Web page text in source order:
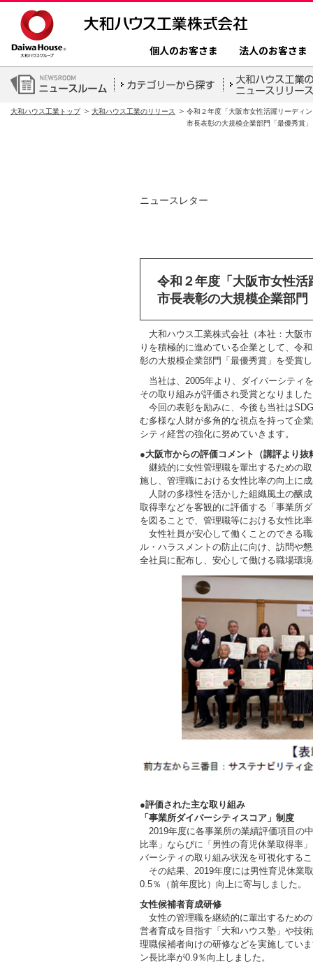
個人のお客さま 法人のお客さま
大和ハウス工業トップ 大和ハウス工業のリリース
令和２年度「大阪市女性活躍リーディ
市長表彰の大規模企業部門「最優秀賞
ニュースレター
令和２年度「大阪市女性
市長表彰の大規模企業部
大和ハウス工業株式会社（本社：大阪
りを積極的に進めている企業として、令
彰の大規模企業部門「最優秀賞」を受賞
当社は、2005年より、ダイバーシティ
その取り組みが評価され受賞となりまし
今回の表彰を励みに、今後も当社は
む多様な人財が多角的な視点を持って企
シティ経営の強化に努めていきます。
●大阪市からの評価コメント（講評より抜
継続的に女性管理職を輩出するための
施し、管理職における女性比率の向上に
人財の多様性を活かした組織風土の醸
取得率などを客観的に評価する「事業所
を図ることで、管理職等における女性比
女性社員が安心して働くことのできる
ル・ハラスメントの防止に向け、訪問や
全社員に配布し、安心して働ける職場環
●評価された主な取り組み
「事業所ダイバーシティスコア」制度
2019年度に各事業所の業績評価項目の
比率」ならびに「男性の育児休業取得率
バーシティの取り組み状況を可視化する
その結果、2019年度には男性育児休業
0.5％（前年度比）向上に寄与しました。
女性候補者育成研修
女性の管理職を継続的に輩出するため
営者育成を目指す「大和ハウス塾」や技
理職候補者向けの研修などを実施してい
ン長比率が0.9％向上しました。